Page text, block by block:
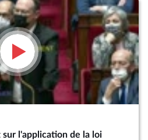
sur l'application de la loi